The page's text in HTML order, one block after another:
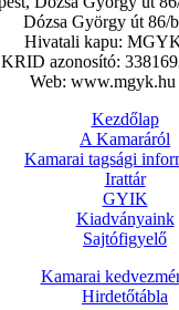
Dózsa György út 86/
Hivatali kapu:
KRID azonosító:
Web: www.mgyk.hu
Kezdőlap
A Kamaráról
Kamarai tagsági
Irattár
GYIK
Kiadványaink
Sajtófigyelő
Kamarai
Hirdetőtábla